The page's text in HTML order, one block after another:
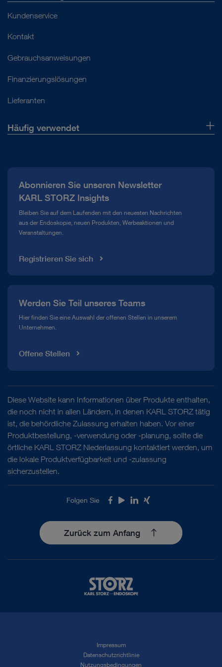
Kundenservice
Kontakt
Gebrauchsanweisungen
Finanzierungslösungen
Lieferanten
Häufig verwendet
Compliance Hotline
Mediathek
Abonnieren Sie unseren Newsletter
KARL STORZ Insights
Bleiben Sie auf dem Laufenden mit den neuesten Nachrichten
aus der Endoskopie, neuen Produkten, Werbeaktionen und
Veranstaltungen.
Registrieren Sie sich
Werden Sie Teil unseres Teams
Hier finden Sie eine Auswahl der offenen Stellen in unserem
Unternehmen.
Offene Stellen
Diese Website kann Informationen über Produkte enthalten,
die noch nicht in allen Ländern, in denen KARL STORZ tätig
ist, die behördliche Zulassung erhalten haben. Vor einer
Produktbestellung, -verwendung oder -planung, sollte die
örtliche KARL STORZ Niederlassung kontaktiert werden, um
die lokale Produktverfügbarkeit und -zulassung
sicherzustellen.
Folgen Sie Facebook
Youtube
LinkedIn
Xing
Zurück zum Anfang
Impressum
Datenschutzrichtlinie
Nutzungsbedingungen